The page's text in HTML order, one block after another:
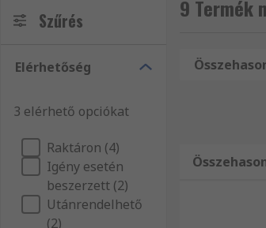
Épülettisztítás és karbantartás és
eszközök átfogó választékát, mint
márkájú termékek közül válogathat,
belüli szállítással. Amennyiben
örömmel állnak az Ön rendelkezésére.
Szűrés
Elérhetőség
3 elérhető opciókat
Raktáron (4)
Igény esetén
beszerzett (2)
Utánrendelhető
(2)
9 Termék